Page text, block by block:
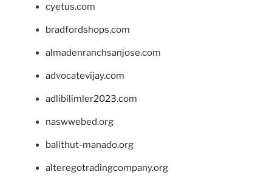
cyetus.com
bradfordshops.com
almadenranchsanjose.com
advocatevijay.com
adlibilimler2023.com
naswwebed.org
balithut-manado.org
alteregotradingcompany.org